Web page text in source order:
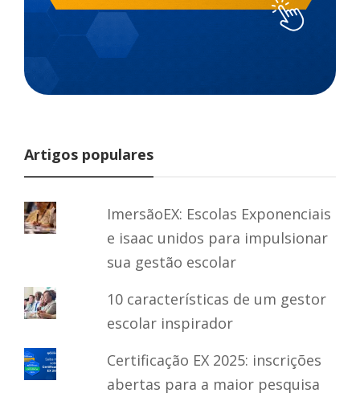
Artigos populares
ImersãoEX: Escolas Exponenciais
e isaac unidos para impulsionar
sua gestão escolar
10 características de um gestor
escolar inspirador
Certificação EX 2025: inscrições
abertas para a maior pesquisa